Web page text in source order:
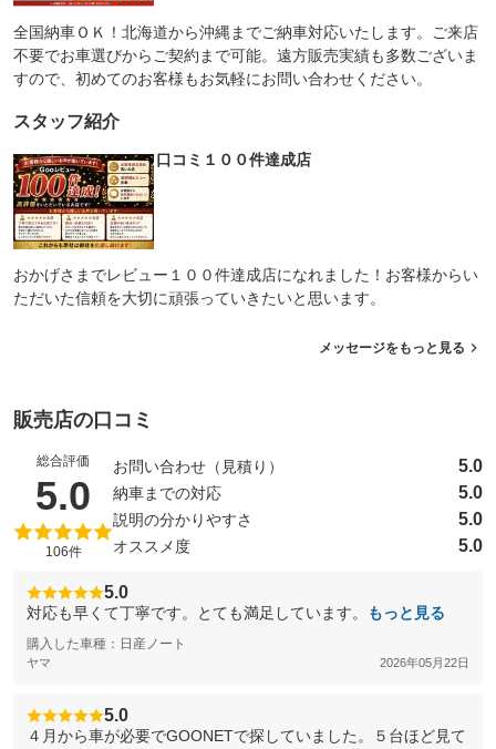
全国納車ＯＫ！北海道から沖縄までご納車対応いたします。ご来店
不要でお車選びからご契約まで可能。遠方販売実績も多数ございま
すので、初めてのお客様もお気軽にお問い合わせください。
スタッフ紹介
口コミ１００件達成店
おかげさまでレビュー１００件達成店になれました！お客様からい
ただいた信頼を大切に頑張っていきたいと思います。
メッセージをもっと見る
販売店の口コミ
総合評価
5.0 （5点満点中）
106件
お問い合わせ（見積り） 5.0
納車までの対応 5.0
説明の分かりやすさ 5.0
オススメ度 5.0
5.0
対応も早くて丁寧です。とても満足しています。 もっと見る
購入した車種：日産ノート
ヤマ 2026年05月22日
5.0
４月から車が必要でGOONETで探していました。５台ほど見て